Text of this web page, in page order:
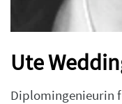
Ute
Diplomingenieurin